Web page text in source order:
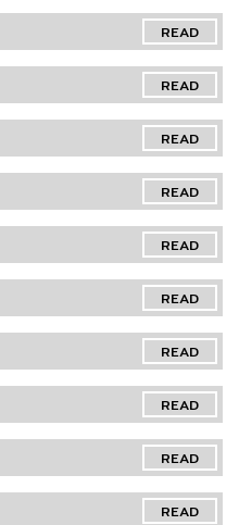
READ
READ
READ
READ
READ
READ
READ
READ
READ
READ